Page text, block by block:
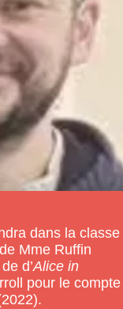
dans la classe
Mme Ruffin
d’Alice in
pour le compte